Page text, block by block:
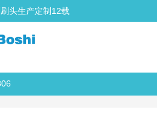
头生产定制12载